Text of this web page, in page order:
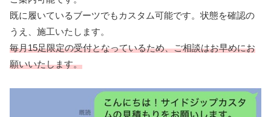
既に履いているブーツでもカスタム可能です。状態を確認の
うえ、施工いたします。
毎月15足限定の受付となっているため、ご相談はお早めにお
願いいたします。